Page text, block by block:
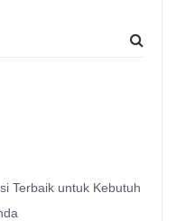
Terbaik untuk Kebutuh